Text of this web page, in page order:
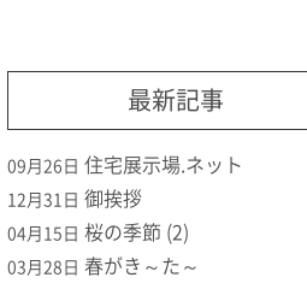
最新記事
09月26日 住宅展示場.ネット
12月31日 御挨拶
04月15日 桜の季節 (2)
03月28日 春がき～た～